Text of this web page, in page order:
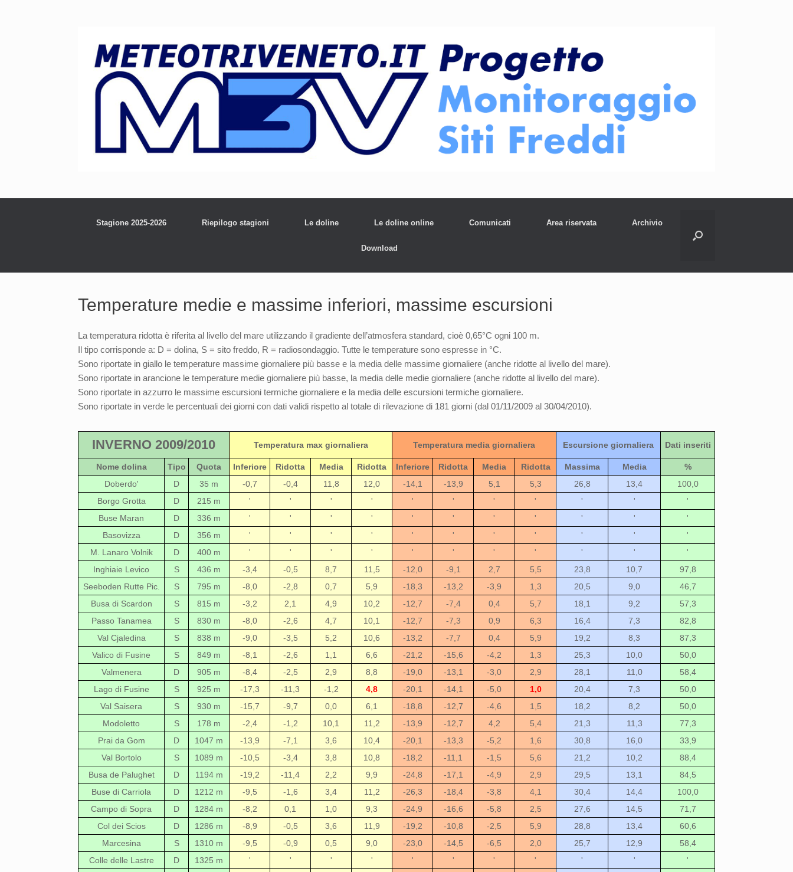
Stagione 2025-2026 Riepilogo stagioni Le doline Le doline online Comunicati Area riservata Archivio
Download
Temperature medie e massime inferiori, massime escursioni
La temperatura ridotta è riferita al livello del mare utilizzando il gradiente dell’atmosfera standard, cioè 0,65°C ogni 100 m.
Il tipo corrisponde a: D = dolina, S = sito freddo, R = radiosondaggio. Tutte le temperature sono espresse in °C.
Sono riportate in giallo le temperature massime giornaliere più basse e la media delle massime giornaliere (anche ridotte al livello del mare).
Sono riportate in arancione le temperature medie giornaliere più basse, la media delle medie giornaliere (anche ridotte al livello del mare).
Sono riportate in azzurro le massime escursioni termiche giornaliere e la media delle escursioni termiche giornaliere.
Sono riportate in verde le percentuali dei giorni con dati validi rispetto al totale di rilevazione di 181 giorni (dal 01/11/2009 al 30/04/2010).
INVERNO 2009/2010 Temperatura max giornaliera Temperatura media giornaliera Escursione giornaliera Dati inseriti
Nome dolina Tipo Quota Inferiore Ridotta Media Ridotta Inferiore Ridotta Media Ridotta Massima Media
%
Doberdo'
D 35 m -0,7 -0,4 11,8 12,0 -14,1 -13,9 5,1 5,3 26,8 13,4
100,0
Borgo Grotta
D 215 m ' ' ' ' ' ' ' ' ' '
'
Buse Maran
D 336 m ' ' ' ' ' ' ' ' ' '
'
Basovizza
D 356 m ' ' ' ' ' ' ' ' ' '
'
M. Lanaro Volnik
D 400 m ' ' ' ' ' ' ' ' ' '
'
Inghiaie Levico
S 436 m -3,4 -0,5 8,7 11,5 -12,0 -9,1 2,7 5,5 23,8 10,7
97,8
Seeboden Rutte Pic.
S 795 m -8,0 -2,8 0,7 5,9 -18,3 -13,2 -3,9 1,3 20,5 9,0
46,7
Busa di Scardon
S 815 m -3,2 2,1 4,9 10,2 -12,7 -7,4 0,4 5,7 18,1 9,2
57,3
Passo Tanamea
S 830 m -8,0 -2,6 4,7 10,1 -12,7 -7,3 0,9 6,3 16,4 7,3
82,8
Val Cjaledina
S 838 m -9,0 -3,5 5,2 10,6 -13,2 -7,7 0,4 5,9 19,2 8,3
87,3
Valico di Fusine
S 849 m -8,1 -2,6 1,1 6,6 -21,2 -15,6 -4,2 1,3 25,3 10,0
50,0
Valmenera
D 905 m -8,4 -2,5 2,9 8,8 -19,0 -13,1 -3,0 2,9 28,1 11,0
58,4
Lago di Fusine
S 925 m -17,3 -11,3 -1,2 4,8 -20,1 -14,1 -5,0 1,0 20,4 7,3
50,0
Val Saisera
S 930 m -15,7 -9,7 0,0 6,1 -18,8 -12,7 -4,6 1,5 18,2 8,2
50,0
Modoletto
S 178 m -2,4 -1,2 10,1 11,2 -13,9 -12,7 4,2 5,4 21,3 11,3
77,3
Prai da Gom
D 1047 m -13,9 -7,1 3,6 10,4 -20,1 -13,3 -5,2 1,6 30,8 16,0
33,9
Val Bortolo
S 1089 m -10,5 -3,4 3,8 10,8 -18,2 -11,1 -1,5 5,6 21,2 10,2
88,4
Busa de Palughet
D 1194 m -19,2 -11,4 2,2 9,9 -24,8 -17,1 -4,9 2,9 29,5 13,1
84,5
Buse di Carriola
D 1212 m -9,5 -1,6 3,4 11,2 -26,3 -18,4 -3,8 4,1 30,4 14,4
100,0
Campo di Sopra
D 1284 m -8,2 0,1 1,0 9,3 -24,9 -16,6 -5,8 2,5 27,6 14,5
71,7
Col dei Scios
D 1286 m -8,9 -0,5 3,6 11,9 -19,2 -10,8 -2,5 5,9 28,8 13,4
60,6
Marcesina
S 1310 m -9,5 -0,9 0,5 9,0 -23,0 -14,5 -6,5 2,0 25,7 12,9
58,4
Colle delle Lastre
D 1325 m ' ' ' ' ' ' ' ' ' '
'